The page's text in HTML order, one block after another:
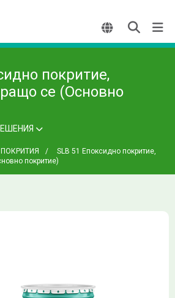
покритие,
се (Основно
SLB 51 Епоксидно покритие,
покритие)